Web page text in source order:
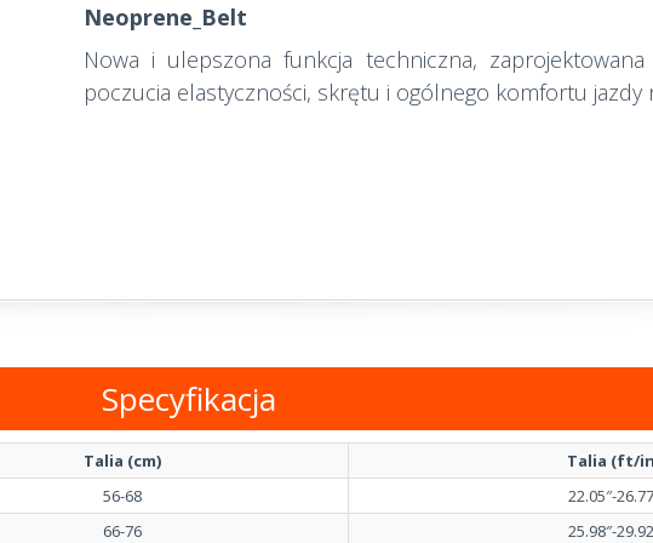
Neoprene_Belt
Nowa i ulepszona funkcja techniczna,
poczucia elastyczności, skrętu i ogólnego komfortu jazdy
Specyfikacja
Talia (cm)
Talia (ft/
56-68
22.05″-
66-76
25.98″-